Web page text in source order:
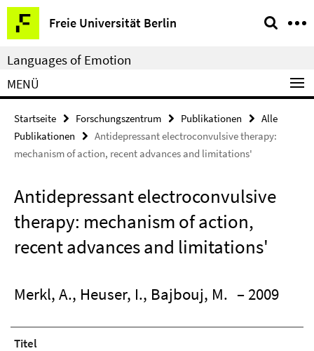
Springe
direkt
zu
Inhalt
Freie Universität Berlin
Service-
Navigation
Languages of Emotion
MENÜ
Startseite Forschungszentrum Publikationen
Alle
Publikationen
Antidepressant electroconvulsive therapy:
mechanism of action, recent advances and limitations'
Antidepressant electroconvulsive
therapy: mechanism of action,
recent advances and limitations'
Merkl, A., Heuser, I., Bajbouj, M. – 2009
Titel